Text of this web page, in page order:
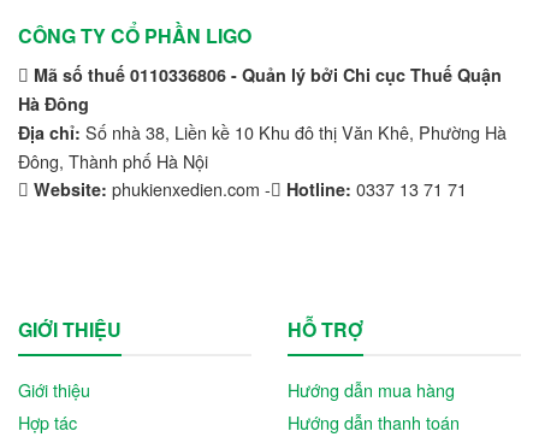
CÔNG TY CỔ PHẦN LIGO
Mã số thuế 0110336806 - Quản lý bởi Chi cục Thuế Quận
Hà Đông
Địa chỉ: Số nhà 38, Liền kề 10 Khu đô thị Văn Khê, Phường Hà
Đông, Thành phố Hà Nội
Website: phukienxedien.com - Hotline: 0337 13 71 71
GIỚI THIỆU
Giới thiệu
Hợp tác
HỖ TRỢ
Hướng dẫn mua hàng
Hướng dẫn thanh toán